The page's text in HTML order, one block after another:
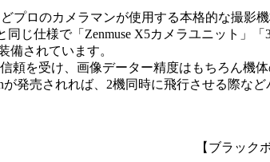
プロのカメラマンが使用する本格的な撮影
同じ仕様で「Zenmuse X5カメラユニット
備されています。
頼を受け、画像データー精度はもちろん機
が発売されれば、2機同時に飛行させる際
【ブラック